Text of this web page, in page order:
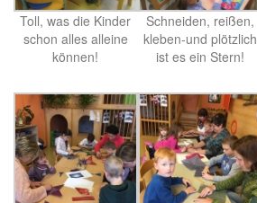
Toll, was die Kinder
schon alles alleine
können!
Schneiden, reißen,
kleben-und plötzlich
ist es ein Stern!